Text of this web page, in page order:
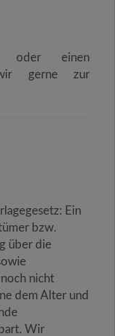
oder einen
wir gerne zur
Ein
bzw.
über die
nicht
dem Alter und
Wir